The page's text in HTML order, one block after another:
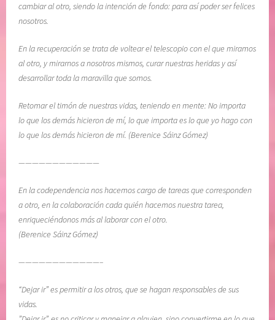
cambiar al otro, siendo la intención de fondo: para así poder ser felices
nosotros.
En la recuperación se trata de voltear el telescopio con el que miramos
al otro, y mirarnos a nosotros mismos, curar nuestras heridas y así
desarrollar toda la maravilla que somos.
Retomar el timón de nuestras vidas, teniendo en mente: No importa
lo que los demás hicieron de mí, lo que importa es lo que yo hago con
lo que los demás hicieron de mí. (Berenice Sáinz Gómez)
————————————
En la codependencia nos hacemos cargo de tareas que corresponden
a otro, en la colaboración cada quién hacemos nuestra tarea,
enriqueciéndonos más al laborar con el otro.
(Berenice Sáinz Gómez)
————————————–
“Dejar ir” es permitir a los otros, que se hagan responsables de sus
vidas.